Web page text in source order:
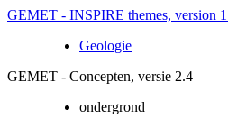
GEMET - INSPIRE themes, version
Geologie
GEMET - Concepten, versie 2.4
ondergrond